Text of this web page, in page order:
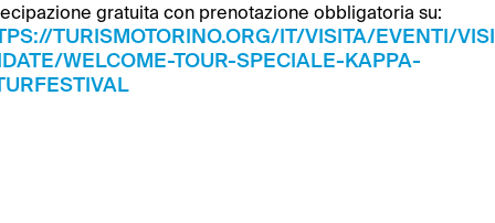
gratuita con prenotazione obbligatoria su:
TURISMOTORINO.ORG/IT/VISITA/EVENTI/
WELCOME-TOUR-SPECIALE-KAPPA-